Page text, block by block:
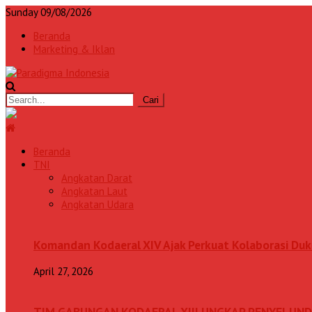
Sunday 09/08/2026
Beranda
Marketing & Iklan
Beranda
TNI
Angkatan Darat
Angkatan Laut
Angkatan Udara
Komandan Kodaeral XIV Ajak Perkuat Kolaborasi
April 27, 2026